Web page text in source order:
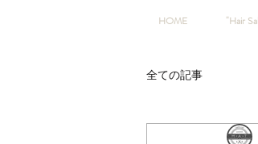
HOME "Hair
全ての記事